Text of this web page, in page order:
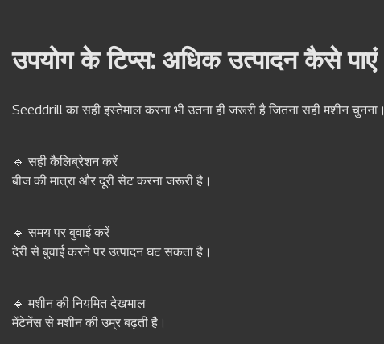
उपयोग के टिप्स: अधिक उत्पादन कैसे पाएं
Seeddrill का सही इस्तेमाल करना भी उतना ही जरूरी है जितना सही मशीन चुनना।
🔹 सही कैलिब्रेशन करें
बीज की मात्रा और दूरी सेट करना जरूरी है।
🔹 समय पर बुवाई करें
देरी से बुवाई करने पर उत्पादन घट सकता है।
🔹 मशीन की नियमित देखभाल
मेंटेनेंस से मशीन की उम्र बढ़ती है।